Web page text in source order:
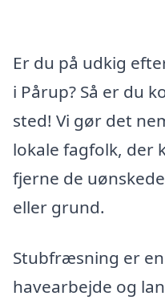
Er du på udkig
i Pårup? Så er du
sted! Vi gør det
lokale fagfolk, der
fjerne de
eller grund.
Stubfræsning er
havearbejde og